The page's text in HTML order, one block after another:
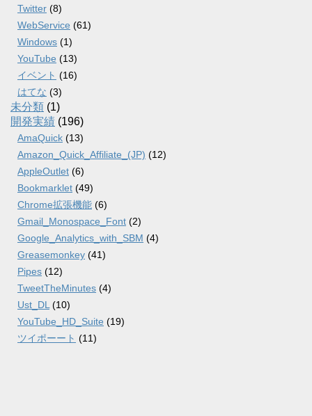
Twitter (8)
WebService (61)
Windows (1)
YouTube (13)
イベント (16)
はてな (3)
未分類 (1)
開発実績 (196)
AmaQuick (13)
Amazon_Quick_Affiliate_(JP) (12)
AppleOutlet (6)
Bookmarklet (49)
Chrome拡張機能 (6)
Gmail_Monospace_Font (2)
Google_Analytics_with_SBM (4)
Greasemonkey (41)
Pipes (12)
TweetTheMinutes (4)
Ust_DL (10)
YouTube_HD_Suite (19)
ツイポーート (11)